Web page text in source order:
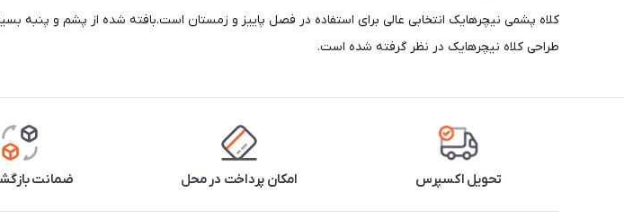
کلاه پشمی نیچرهایک انتخابی عالی برای استفاده در فصل پاییز و زمستان است.بافته شده از پشم و پنبه
طراحی کلاه نیچرهایک در نظر گرفته شده است.
تحویل اکسپرس امکان پرداخت در محل ضمانت